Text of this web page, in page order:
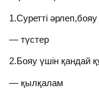
1.Суретті
— түстер
2.Бояу үшін қандай
— қылқалам